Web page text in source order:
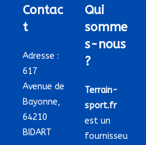
Contac
t
Adresse :
617
Avenue de
Bayonne,
64210
BIDART
Qui
somme
s-nous
?
Terrain-
sport.fr
est un
fournisseu